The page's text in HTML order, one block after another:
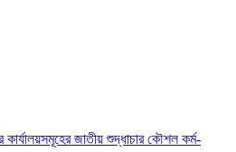
কার্যালয়সমূহের জাতীয় শুদ্ধাচার কৌশল কর্ম-